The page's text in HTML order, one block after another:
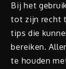
Bij het
tot zijn recht
tips die
bereiken.
te houden